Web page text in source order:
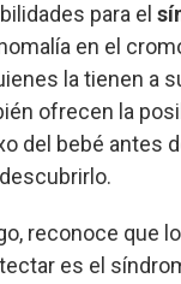
para el
en el
la tienen a
ofrecen la
del bebé antes
reconoce que
es el